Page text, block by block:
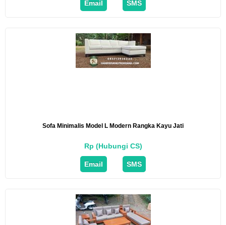
Email SMS
Sofa Minimalis Model L Modern Rangka Kayu Jati
Rp (Hubungi CS)
Email SMS